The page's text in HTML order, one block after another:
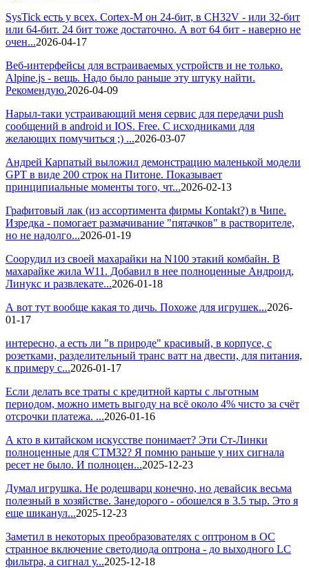
SysTick есть у всех. Cortex-M он 24-бит, в CH32V - или 32-бит
или 64-бит. 24 бит тоже достаточно. А вот 64 бит - наверно не
очен...2026-04-17
Веб-интерфейсы для встраиваемых устройств и не только.
Alpine.js - вещь. Надо было раньше эту штуку найти.
Рекомендую.2026-04-09
Нарыл-таки устраивающий меня сервис для передачи push
сообщений в android и IOS. Free. С исходниками для
желающих помучиться ;) ...2026-03-07
Андрей Карпатый выложил демонстрацию маленькой модели
GPT в виде 200 строк на Питоне. Показывает
принципиальные моменты того, чт...2026-02-13
Графитовый лак (из ассортимента фирмы Kontakt?) в Чипе.
Изредка - помогает размачивание "пятачков" в растворителе,
но не надолго...2026-01-19
Соорудил из своей махарайки на N100 этакий комбайн. В
махарайке жила W11. Добавил в нее полноценные Андроид,
Линукс и развлекате...2026-01-18
А вот тут вообще какая то дичь. Похоже для игрушек...2026-
01-17
интересно, а есть ли "в природе" красивый, в корпусе, с
розетками, разделительный транс ватт на двести, для питания,
к примеру с...2026-01-17
Если делать все траты с кредитной карты с льготным
периодом, можно иметь выгоду на всё около 4% чисто за счёт
отсрочки платежа. ...2026-01-16
А кто в китайском искусстве понимает? Эти Ст-Линки
полноценные для СТМ32? Я помню раньше у них сигнала
ресет не было. И полноцен...2025-12-23
Думал игрушка. Не родешварц конечно, но девайсик весьма
полезный в хозяйстве. Занедорого - обошелся в 3.5 тыр. Это я
еще шиканул...2025-12-23
Заметил в некоторых преобразователях с оптроном в ОС
странное включение светодиода оптрона - до выходного LC
фильтра, а сигнал у...2025-12-18